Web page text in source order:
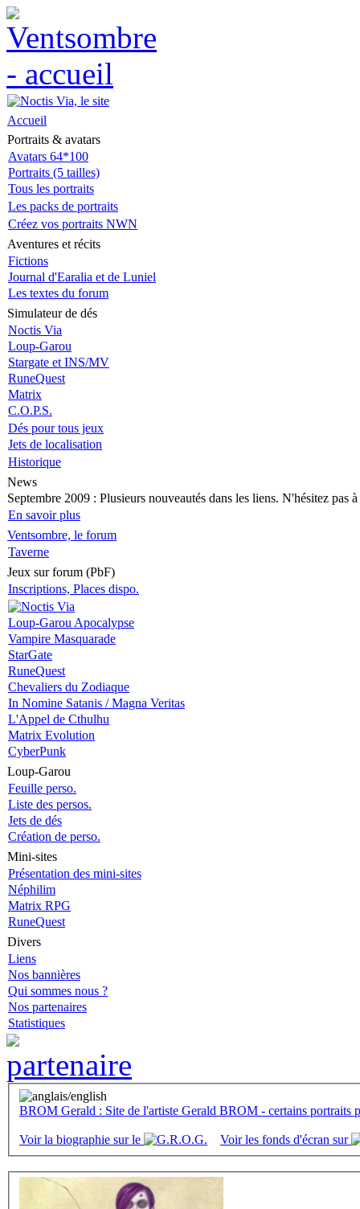
Accueil
Portraits & avatars
Avatars 64*100
Portraits (5 tailles)
Tous les portraits
Les packs de portraits
Créez vos portraits NWN
Aventures et récits
Fictions
Journal d'Earalia et de Luniel
Les textes du forum
Simulateur de dés
Noctis Via
Loup-Garou
Stargate et INS/MV
RuneQuest
Matrix
C.O.P.S.
Dés pour tous jeux
Jets de localisation
Historique
News
Septembre 2009 : Plusieurs nouveautés dans les liens. N'hésitez pas
En savoir plus
Ventsombre, le forum
Taverne
Jeux sur forum (PbF)
Inscriptions, Places dispo.
Loup-Garou Apocalypse
Vampire Masquarade
StarGate
RuneQuest
Chevaliers du Zodiaque
In Nomine Satanis / Magna Veritas
L'Appel de Cthulhu
Matrix Evolution
CyberPunk
Loup-Garou
Feuille perso.
Liste des persos.
Jets de dés
Création de perso.
Mini-sites
Présentation des mini-sites
Néphilim
Matrix RPG
RuneQuest
Divers
Liens
Nos bannières
Qui sommes nous ?
Nos partenaires
Statistiques
BROM Gerald : Site de l'artiste Gerald BROM - certains portraits
Voir la biographie sur le Voir les fonds d'écran sur